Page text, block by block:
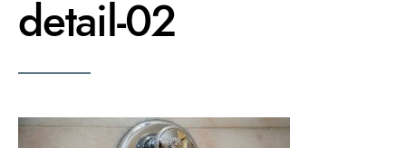
detail-02